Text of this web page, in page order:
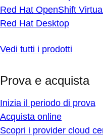
Red Hat OpenShift
Red Hat Desktop
Vedi tutti i prodotti
Prova e acquista
Inizia il periodo di prova
Acquista online
Scopri i provider cloud